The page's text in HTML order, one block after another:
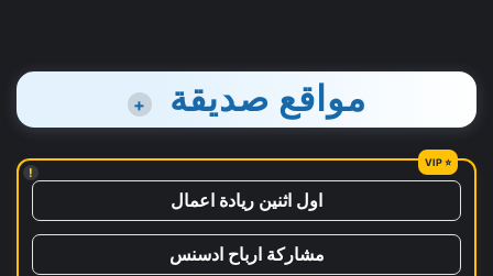
مواقع صديقة +
!
اول اثنين ريادة اعمال
مشاركة ارباح ادسنس